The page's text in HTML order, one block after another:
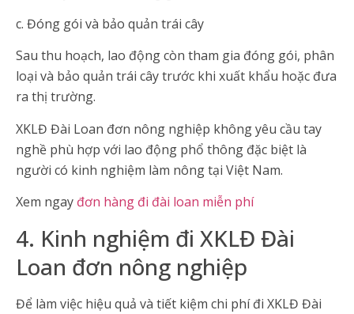
c. Đóng gói và bảo quản trái cây
Sau thu hoạch, lao động còn tham gia đóng gói, phân
loại và bảo quản trái cây trước khi xuất khẩu hoặc đưa
ra thị trường.
XKLĐ Đài Loan đơn nông nghiệp không yêu cầu tay
nghề phù hợp với lao động phổ thông đặc biệt là
người có kinh nghiệm làm nông tại Việt Nam.
Xem ngay đơn hàng đi đài loan miễn phí
4. Kinh nghiệm đi XKLĐ Đài
Loan đơn nông nghiệp
Để làm việc hiệu quả và tiết kiệm chi phí đi XKLĐ Đài